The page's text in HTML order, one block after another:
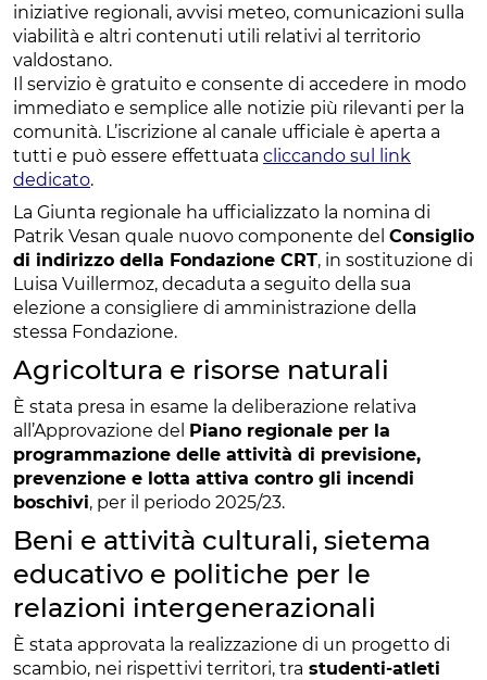
iniziative regionali, avvisi meteo, comunicazioni sulla
viabilità e altri contenuti utili relativi al territorio
valdostano.
Il servizio è gratuito e consente di accedere in modo
immediato e semplice alle notizie più rilevanti per la
comunità. L’iscrizione al canale ufficiale è aperta a
tutti e può essere effettuata cliccando sul link
dedicato.
La Giunta regionale ha ufficializzato la nomina di
Patrik Vesan quale nuovo componente del Consiglio
di indirizzo della Fondazione CRT, in sostituzione di
Luisa Vuillermoz, decaduta a seguito della sua
elezione a consigliere di amministrazione della
stessa Fondazione.
Agricoltura e risorse naturali
È stata presa in esame la deliberazione relativa
all’Approvazione del Piano regionale per la
programmazione delle attività di previsione,
prevenzione e lotta attiva contro gli incendi
boschivi, per il periodo 2025/23.
Beni e attività culturali, sietema
educativo e politiche per le
relazioni intergenerazionali
È stata approvata la realizzazione di un progetto di
scambio, nei rispettivi territori, tra studenti-atleti